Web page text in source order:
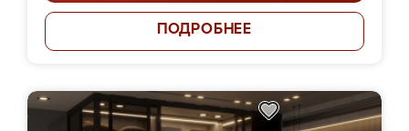
ПОДРОБНЕЕ